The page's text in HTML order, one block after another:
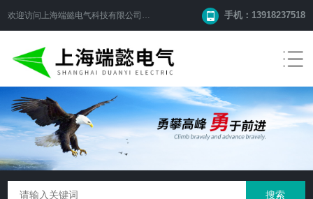
欢迎访问 上海端懿电气科技有限公司 网站！ 手机：13918237518